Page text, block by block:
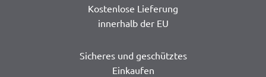
Kostenlose Lieferung
innerhalb der EU
Sicheres und geschütztes
Einkaufen